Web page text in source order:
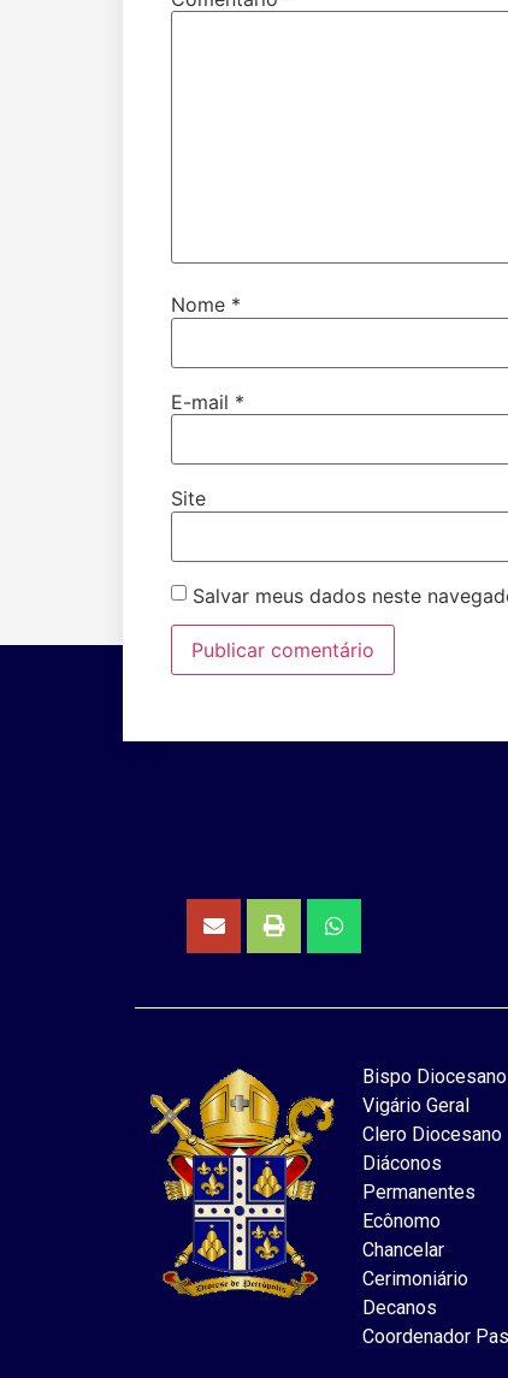
Nome *
E-mail *
Site
Salvar meus dados neste
Bispo Diocesano
Vigário Geral
Clero Diocesano
Diáconos
Permanentes
Ecônomo
Chancelar
Cerimoniário
Decanos
Coordenador